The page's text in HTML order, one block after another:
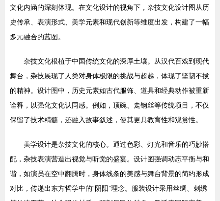
文化内涵的深刻体现。在文化设计的视角下，杂技文化设计图从历
史传承、表演形式、美学元素和现代创新等维度出发，构建了一幅
多元融合的蓝图。
杂技文化根植于中国传统文化的深厚土壤。从汉代百戏到现代
舞台，杂技展现了人类对身体极限的挑战与超越，体现了坚韧不拔
的精神。设计图中，历史元素如古代服饰、道具和经典动作被重新
诠释，以强化文化认同感。例如，顶碗、走钢丝等传统项目，不仅
保留了技术精髓，还融入故事叙述，使其更具教育性和观赏性。
美学设计是杂技文化的核心。通过色彩、灯光和音乐的巧妙搭
配，杂技表演营造出视觉与听觉的盛宴。设计图强调动态平衡与和
谐，如演员在空中翻腾时，身体线条的美感与舞台背景的简约形成
对比，传递出东方哲学中的“阴阳”理念。服装设计采用丝绸、刺绣